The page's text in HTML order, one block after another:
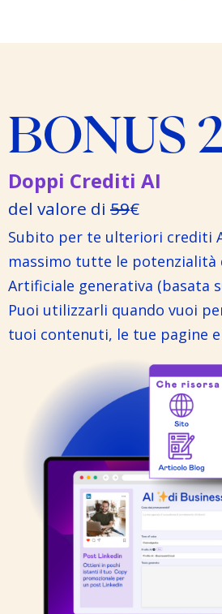
BONUS 2
Doppi Crediti AI
del valore di 59€
Subito per te ulteriori crediti
massimo tutte le potenzialità
Artificiale generativa (basata
Puoi utilizzarli quando vuoi
tuoi contenuti, le tue pagine